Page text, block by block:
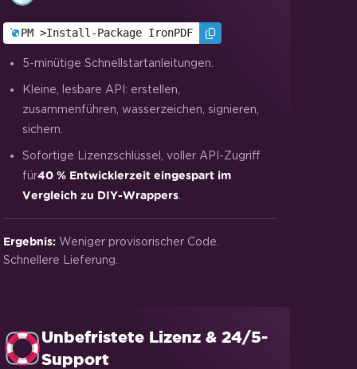
PM >Install-Package IronPDF
5-minütige Schnellstartanleitungen.
Kleine, lesbare API: erstellen,
zusammenführen, wasserzeichen, signieren,
sichern.
Sofortige Lizenzschlüssel, voller API-Zugriff
für40 % Entwicklerzeit eingespart im
Vergleich zu DIY-Wrappers
Ergebnis: Weniger provisorischer Code.
Schnellere Lieferung.
Unbefristete Lizenz & 24/5-
Support